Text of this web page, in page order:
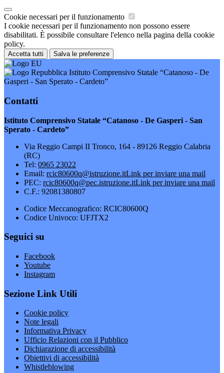
Cookie necessari per il funzionamento
I cookie necessari per il funzionamento non possono essere
disabilitati. È possibile consultare l'elenco nella pagina della cookie
policy.
Accetta tutti Salva le preferenze
Istituto Comprensivo Statale “Catanoso - De
Gasperi - San Sperato - Cardeto”
Contatti
Istituto Comprensivo Statale “Catanoso - De Gasperi - San
Sperato - Cardeto”
Via Reggio Campi II Tronco, 164 - 89126 Reggio Calabria
(RC)
Tel: 0965 23022
Email: rcic80600q@istruzione.itLink per inviare una mail
PEC: rcic80600q@pec.istruzione.itLink per inviare una mail
C.F.: 92081380807
Codice Meccanografico: RCIC80600Q
Codice Univoco: UFJTX2
Seguici su
Facebook
Youtube
Instagram
Sezione Link Utili
Cookie policy
Note legali
Informativa Privacy
Ufficio Relazioni con il Pubblico
Dichiarazione di accessibilità
Obiettivi di accessibilità
Whistleblowing